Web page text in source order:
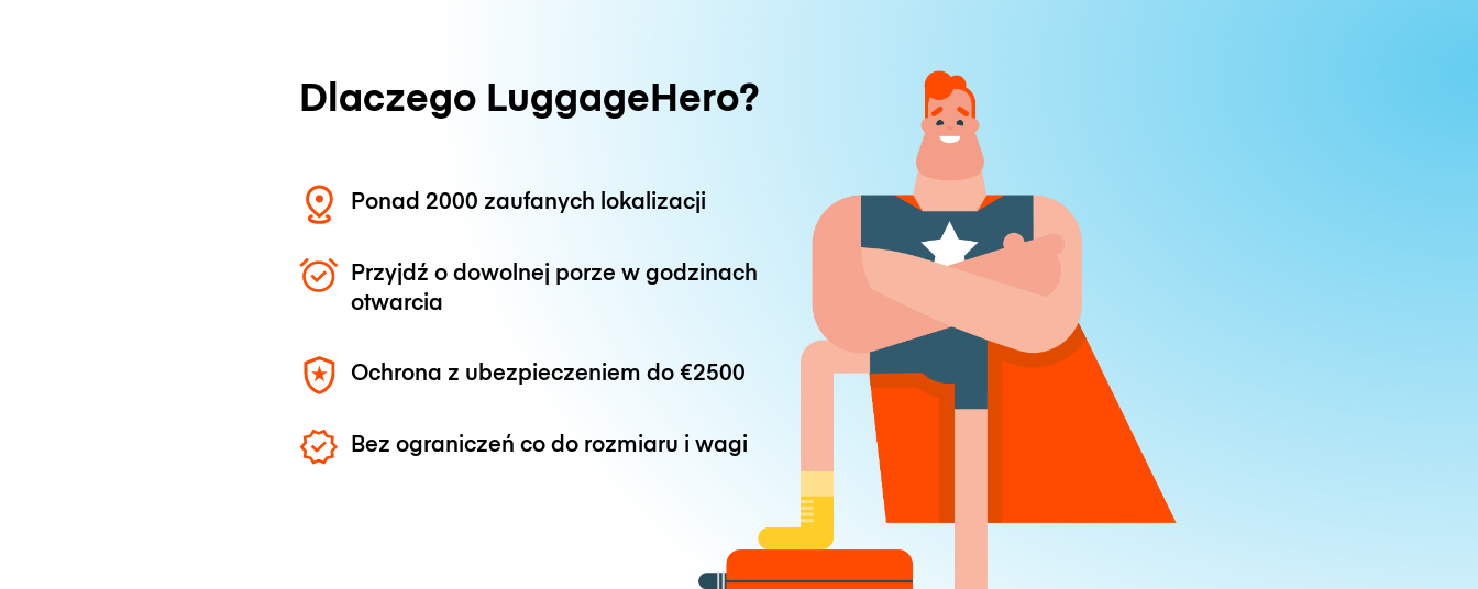
Dlaczego LuggageHero?
Ponad 2000 zaufanych lokalizacji
Przyjdź o dowolnej porze w godzinach
otwarcia
Ochrona z ubezpieczeniem do €2500
Bez ograniczeń co do rozmiaru i wagi